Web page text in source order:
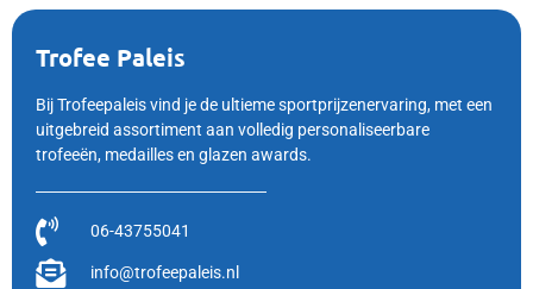
Trofee Paleis
Bij Trofeepaleis vind je de ultieme sportprijzenervaring, met een
uitgebreid assortiment aan volledig personaliseerbare
trofeeën, medailles en glazen awards.
06-43755041
info@trofeepaleis.nl